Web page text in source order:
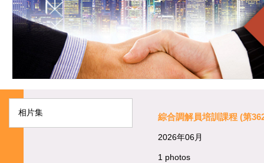
相片集 綜合調解員培訓課程 (第
2026年06月
1 photos